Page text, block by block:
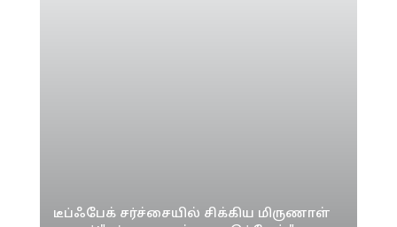
டீப்ஃபேக் சர்ச்சையில் சிக்கிய மிருணாள்